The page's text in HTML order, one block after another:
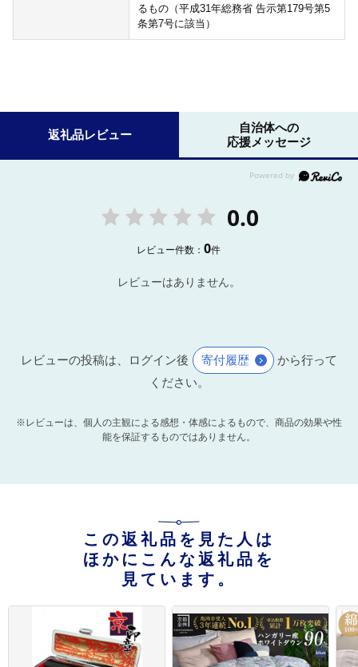
るもの（平成31年総務省 告示第179号第5
条第7号に該当）
返礼品レビュー
自治体への
応援メッセージ
0.0
レビュー件数：0件
レビューはありません。
レビューの投稿は、ログイン後 寄付履歴
から行って
ください。
※レビューは、個人の主観による感想・体感によるもので、商品の効果や性
能を保証するものではありません。
この返礼品を見た人は
ほかにこんな返礼品を
見ています。